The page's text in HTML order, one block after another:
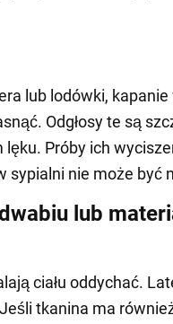
lub lodówki,
Odgłosy te są
Próby ich
nie może być
lub
ciału oddychać.
tkanina ma